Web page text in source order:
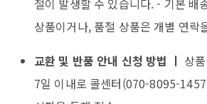
절이 발생할 수 있습니다. - 기본 배
상품이거나, 품절 상품은 개별 연락
교환 및 반품 안내 신청 방법 ㅣ 상
7일 이내로 콜센터(070-8095-